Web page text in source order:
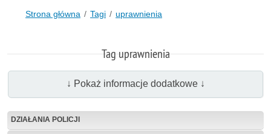
Strona główna Tagi uprawnienia
Tag uprawnienia
↓ Pokaż informacje dodatkowe ↓
DZIAŁANIA POLICJI